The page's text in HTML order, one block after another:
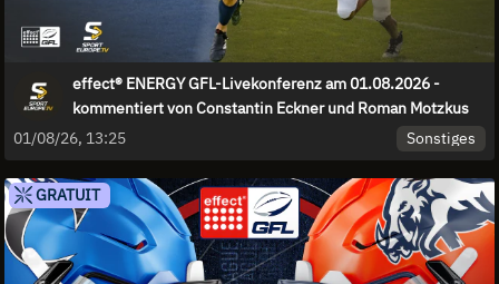
effect® ENERGY GFL-Livekonferenz am 01.08.2026 -
kommentiert von Constantin Eckner und Roman Motzkus
01/08/26, 13:25
Sonstiges
GRATUIT